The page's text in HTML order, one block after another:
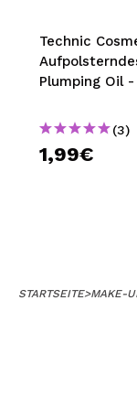
Technic
Plumping Oil
(3)
1,99€
STARTSEITE>MAKE-